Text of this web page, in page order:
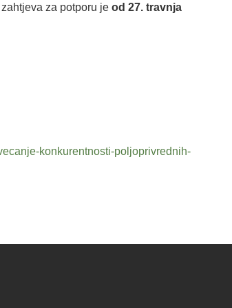
za potporu jeod 27. travnja
konkurentnosti-poljoprivrednih-